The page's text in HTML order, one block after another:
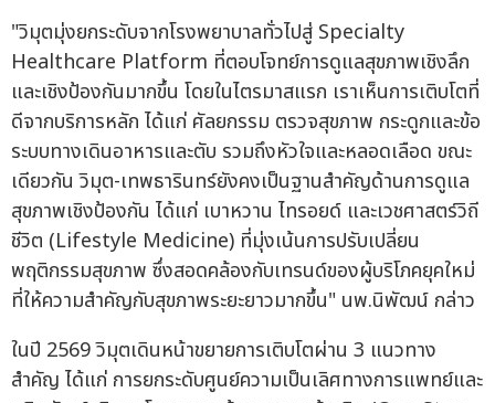
"วิมุตมุ่งยกระดับจากโรงพยาบาลทั่วไปสู่ Specialty
Healthcare Platform ที่ตอบโจทย์การดูแลสุขภาพเชิงลึก
และเชิงป้องกันมากขึ้น โดยในไตรมาสแรก เราเห็นการเติบโตที่
ดีจากบริการหลัก ได้แก่ ศัลยกรรม ตรวจสุขภาพ กระดูกและข้อ
ระบบทางเดินอาหารและตับ รวมถึงหัวใจและหลอดเลือด ขณะ
เดียวกัน วิมุต-เทพธารินทร์ยังคงเป็นฐานสำคัญด้านการดูแล
สุขภาพเชิงป้องกัน ได้แก่ เบาหวาน ไทรอยด์ และเวชศาสตร์วิถี
ชีวิต (Lifestyle Medicine) ที่มุ่งเน้นการปรับเปลี่ยน
พฤติกรรมสุขภาพ ซึ่งสอดคล้องกับเทรนด์ของผู้บริโภคยุคใหม่
ที่ให้ความสำคัญกับสุขภาพระยะยาวมากขึ้น" นพ.นิพัฒน์ กล่าว
ในปี 2569 วิมุตเดินหน้าขยายการเติบโตผ่าน 3 แนวทาง
สำคัญ ได้แก่ การยกระดับศูนย์ความเป็นเลิศทางการแพทย์และ